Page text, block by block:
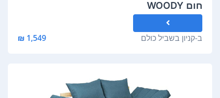
חום WOODY
ב-קניון בשביל כולם 1,549 ₪